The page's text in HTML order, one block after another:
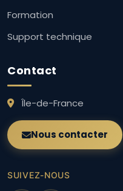
Formation
Support technique
Contact
Île-de-France
Nous contacter
SUIVEZ-NOUS